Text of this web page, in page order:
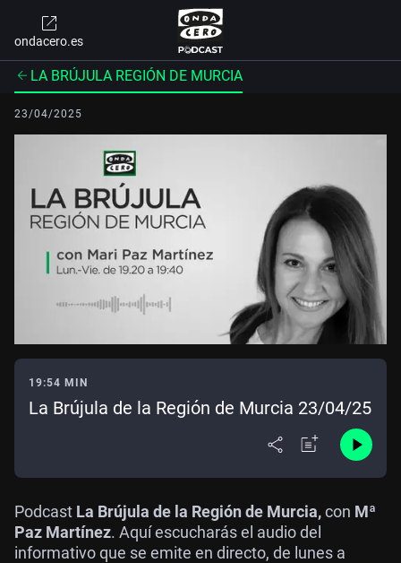
ondacero.es
LA BRÚJULA REGIÓN DE MURCIA
23/04/2025
19:54 MIN
La Brújula de la Región de Murcia 23/04/25
Podcast La Brújula de la Región de Murcia,con Mª
Paz Martínez. Aquí escucharás el audio del
informativo que se emite en directo, de lunes a